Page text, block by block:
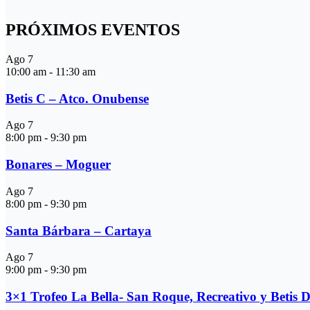
PRÓXIMOS EVENTOS
Ago 7
10:00 am - 11:30 am
Betis C – Atco. Onubense
Ago 7
8:00 pm - 9:30 pm
Bonares – Moguer
Ago 7
8:00 pm - 9:30 pm
Santa Bárbara – Cartaya
Ago 7
9:00 pm - 9:30 pm
3×1 Trofeo La Bella- San Roque, Recreativo y Betis